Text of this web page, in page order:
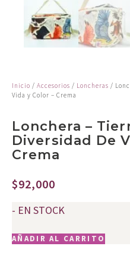
Inicio / Accesorios / Loncheras /
Vida y Color – Crema
Lonchera –
Diversidad De
Crema
$92,000
- EN STOCK
AÑADIR AL CARRITO